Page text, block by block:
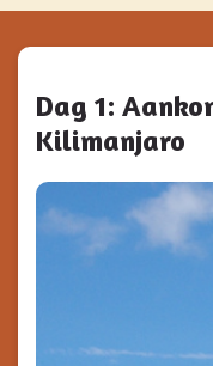
Dag 1:
Kilimanjaro